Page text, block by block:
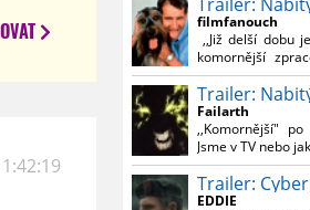
filmfanouch
,,Již delší dobu
komornější
nebude moc
se ovšem bude
od filmového
Reynoldsem.´´
Failarth
,,Komornější"
Jsme v TV nebo jak
Nebál bych se
stránce kvantity
Trailer:
EDDIE